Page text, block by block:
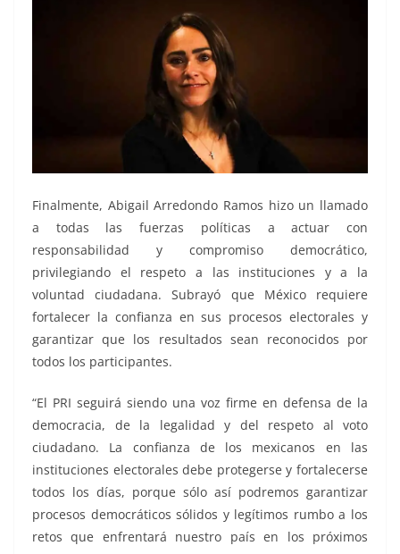
Finalmente, Abigail Arredondo Ramos hizo un llamado
a todas las fuerzas políticas a actuar con
responsabilidad y compromiso democrático,
privilegiando el respeto a las instituciones y a la
voluntad ciudadana. Subrayó que México requiere
fortalecer la confianza en sus procesos electorales y
garantizar que los resultados sean reconocidos por
todos los participantes.
“El PRI seguirá siendo una voz firme en defensa de la
democracia, de la legalidad y del respeto al voto
ciudadano. La confianza de los mexicanos en las
instituciones electorales debe protegerse y fortalecerse
todos los días, porque sólo así podremos garantizar
procesos democráticos sólidos y legítimos rumbo a los
retos que enfrentará nuestro país en los próximos